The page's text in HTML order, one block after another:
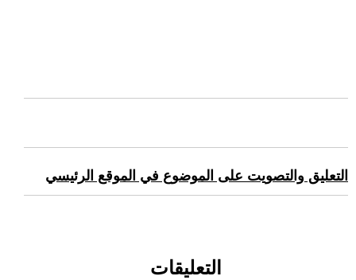
التعليق والتصويت على الموضوع في الموقع الرئيسي
التعليقات